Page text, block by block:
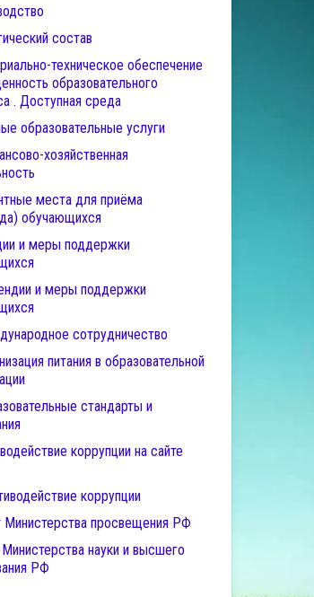
состав
техническое обеспечение
образовательного
. Доступная среда
образовательные услуги
хозяйственная
места для приёма
обучающихся
и меры поддержки
и меры поддержки
сотрудничество
питания в образовательной
стандарты и
коррупции на сайте
коррупции
Министерства просвещения РФ
науки и высшего
РФ